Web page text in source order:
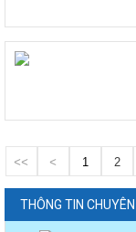
<< < 1 2
THÔNG TIN